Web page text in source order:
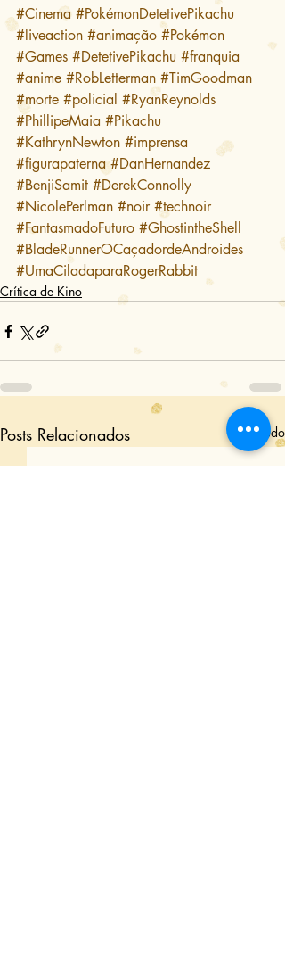
#Cinema #PokémonDetetivePikachu
#liveaction #animação #Pokémon
#Games #DetetivePikachu #franquia
#anime #RobLetterman #TimGoodman
#morte #policial #RyanReynolds
#PhillipeMaia #Pikachu
#KathrynNewton #imprensa
#figurapaterna #DanHernandez
#BenjiSamit #DerekConnolly
#NicolePerlman #noir #technoir
#FantasmadoFuturo #GhostintheShell
#BladeRunnerOCaçadordeAndroides
#UmaCiladaparaRogerRabbit
Crítica de Kino
Posts Relacionados Ver tudo